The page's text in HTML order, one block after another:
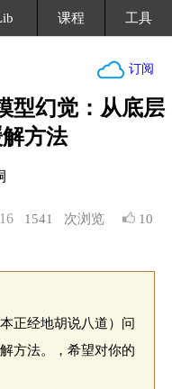
课程 工具
订阅
型幻觉：从底层
方法
1541 次浏览 10
正经地胡说八道）问
方法。，希望对你的